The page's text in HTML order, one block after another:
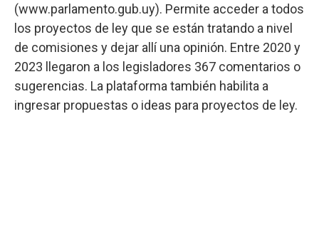
(www.parlamento.gub.uy). Permite acceder a todos
los proyectos de ley que se están tratando a nivel
de comisiones y dejar allí una opinión. Entre 2020 y
2023 llegaron a los legisladores 367 comentarios o
sugerencias. La plataforma también habilita a
ingresar propuestas o ideas para proyectos de ley.